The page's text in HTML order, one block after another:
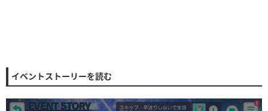
イベントストーリーを読む